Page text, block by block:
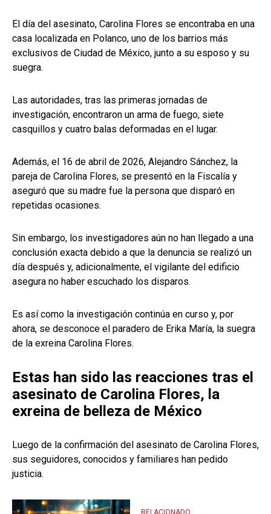
El día del asesinato, Carolina Flores se encontraba en una
casa localizada en Polanco, uno de los barrios más
exclusivos de Ciudad de México, junto a su esposo y su
suegra.
Las autoridades, tras las primeras jornadas de
investigación, encontraron un arma de fuego, siete
casquillos y cuatro balas deformadas en el lugar.
Además, el 16 de abril de 2026, Alejandro Sánchez, la
pareja de Carolina Flores, se presentó en la Fiscalía y
aseguró que su madre fue la persona que disparó en
repetidas ocasiones.
Sin embargo, los investigadores aún no han llegado a una
conclusión exacta debido a que la denuncia se realizó un
día después y, adicionalmente, el vigilante del edificio
asegura no haber escuchado los disparos.
Es así como la investigación continúa en curso y, por
ahora, se desconoce el paradero de Erika María, la suegra
de la exreina Carolina Flores.
Estas han sido las reacciones tras el
asesinato de Carolina Flores, la
exreina de belleza de México
Luego de la confirmación del asesinato de Carolina Flores,
sus seguidores, conocidos y familiares han pedido
justicia.